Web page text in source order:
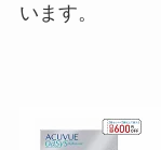
います。